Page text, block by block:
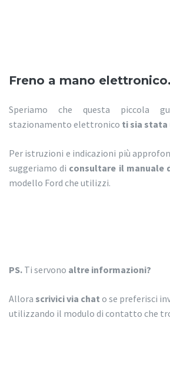
Freno a mano
Speriamo che questa piccola
stazionamento elettronico ti sia
Per istruzioni e indicazioni più
suggeriamo di consultare il manuale
modello Ford che utilizzi.
PS. Ti servono altre informazioni?
Allora scrivici via chat o se preferisci
utilizzando il modulo di contatto che